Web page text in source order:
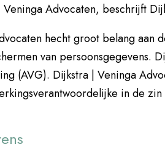
Advocaten, beschrijft
hecht groot belang
van persoonsgegevens.
(AVG). Dijkstra | Veninga
in de zin